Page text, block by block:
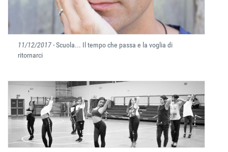
11/12/2017- Scuola... Il tempo che passa e la voglia di
ritornarci